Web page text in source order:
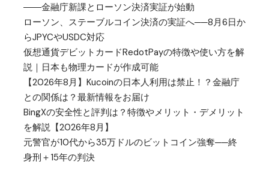
――金融庁新課とローソン決済実証が始動
ローソン、ステーブルコイン決済の実証へ──8月6日か
らJPYCやUSDC対応
仮想通貨デビットカードRedotPayの特徴や使い方を解
説｜日本も物理カードが作成可能
【2026年8月】Kucoinの日本人利用は禁止！？金融庁
との関係は？最新情報をお届け
BingXの安全性と評判は？特徴やメリット・デメリット
を解説【2026年8月】
元警官が10代から35万ドルのビットコイン強奪──終
身刑＋15年の判決